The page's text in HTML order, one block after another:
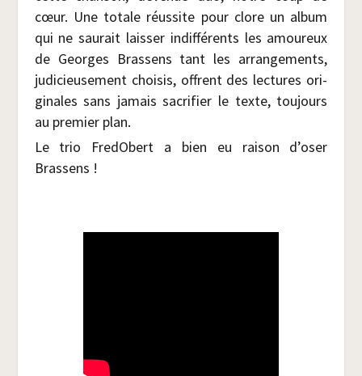
cœur. Une totale réus­site pour clore un album
qui ne sau­rait lais­ser indif­fé­rents les amou­reux
de Georges Bras­sens tant les arran­ge­ments,
judi­cieu­se­ment choi­sis, offrent des lec­tures ori­
gi­nales sans jamais sacri­fier le texte, tou­jours
au pre­mier plan.
Le trio Fre­dO­bert a bien eu rai­son d’oser
Brassens !